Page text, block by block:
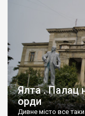
Ялта . Палац
орди
Дивне місто все